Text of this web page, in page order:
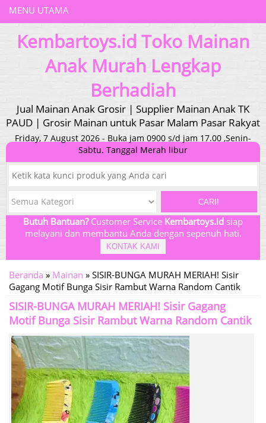
MENU UTAMA
Kembartoys.id Toko Mainan
Anak Murah Lengkap
Berhadiah
Jual Mainan Anak Grosir | Supplier Mainan Anak TK
PAUD | Grosir Mainan untuk Pasar Malam Pasar Rakyat
Friday, 7 August 2026 - Buka jam 0900 s/d jam 17.00 ,Senin-
Sabtu. Tanggal Merah libur
CARI!
Butuh Bantuan?Customer Service Kembartoys.id siap
melayani dan membantu Anda dengan sepenuh hati.
KONTAK KAMI
Beranda » Mainan » SISIR-BUNGA MURAH MERIAH! Sisir
Gagang Motif Bunga Sisir Rambut Warna Random Cantik
SISIR-BUNGA MURAH MERIAH! Sisir Gagang
Motif Bunga Sisir Rambut Warna Random Cantik